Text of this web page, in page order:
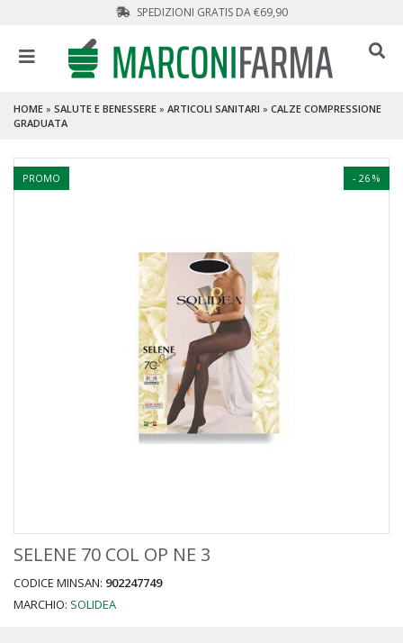
SPEDIZIONI GRATIS DA €69,90
HOME » SALUTE E BENESSERE » ARTICOLI SANITARI » CALZE COMPRESSIONE
GRADUATA
- 26 %
PROMO
SELENE 70 COL OP NE 3
CODICE MINSAN: 902247749
MARCHIO: SOLIDEA